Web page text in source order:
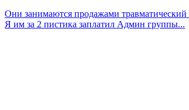
Они занимаются продажами травматический
Я им за 2 пистика заплатил Админ группы...